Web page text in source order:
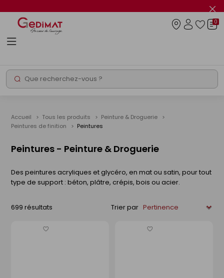
le
info
Rechercher
0
Accueil Tous les produits
Peinture & Droguerie
Peintures de finition
Peintures
Peintures - Peinture & Droguerie
Des peintures acryliques et glycéro, en mat ou satin, pour tout
type de support : béton, plâtre, crépis, bois ou acier.
699 résultats Trier par
Enregistrer
Enregistrer